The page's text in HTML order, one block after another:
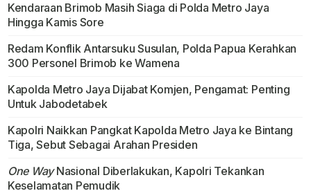
Kendaraan Brimob Masih Siaga di Polda Metro Jaya
Hingga Kamis Sore
Redam Konflik Antarsuku Susulan, Polda Papua Kerahkan
300 Personel Brimob ke Wamena
Kapolda Metro Jaya Dijabat Komjen, Pengamat: Penting
Untuk Jabodetabek
Kapolri Naikkan Pangkat Kapolda Metro Jaya ke Bintang
Tiga, Sebut Sebagai Arahan Presiden
One WayNasional Diberlakukan, Kapolri Tekankan
Keselamatan Pemudik